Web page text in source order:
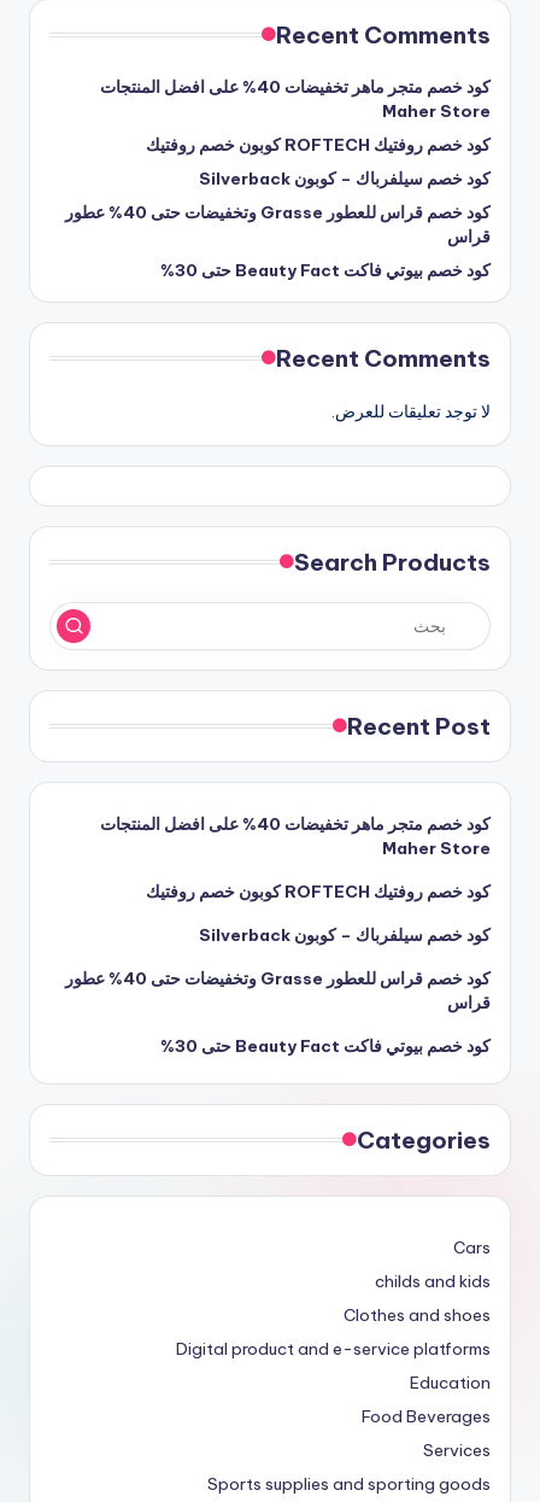
Recent Comments
كود خصم متجر ماهر تخفيضات 40% على افضل المنتجات
Maher Store
كود خصم روفتيك ROFTECH كوبون خصم روفتيك
كود خصم سيلفرباك – كوبون Silverback
كود خصم قراس للعطور Grasse وتخفيضات حتى 40% عطور
قراس
كود خصم بيوتي فاكت Beauty Fact حتى 30%
Recent Comments
لا توجد تعليقات للعرض.
Search Products
Recent Post
كود خصم متجر ماهر تخفيضات 40% على افضل المنتجات
Maher Store
كود خصم روفتيك ROFTECH كوبون خصم روفتيك
كود خصم سيلفرباك – كوبون Silverback
كود خصم قراس للعطور Grasse وتخفيضات حتى 40% عطور
قراس
كود خصم بيوتي فاكت Beauty Fact حتى 30%
Categories
Cars
childs and kids
Clothes and shoes
Digital product and e-service platforms
Education
Food Beverages
Services
Sports supplies and sporting goods